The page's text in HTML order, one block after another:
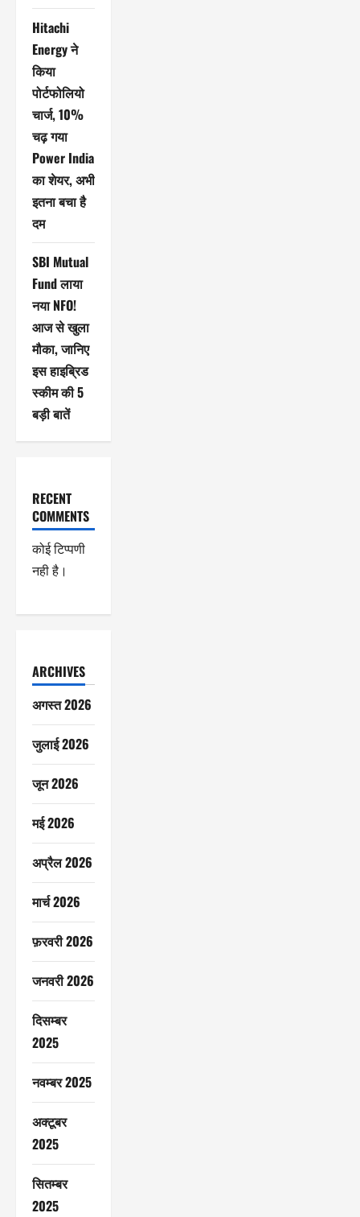
Hitachi
Energy ने
किया
पोर्टफोलियो
चार्ज, 10%
चढ़ गया
Power India
का शेयर, अभी
इतना बचा है
दम
SBI Mutual
Fund लाया
नया NFO!
आज से खुला
मौका, जानिए
इस हाइब्रिड
स्कीम की 5
बड़ी बातें
RECENT
COMMENTS
कोई टिप्पणी
नही है।
ARCHIVES
अगस्त 2026
जुलाई 2026
जून 2026
मई 2026
अप्रैल 2026
मार्च 2026
फ़रवरी 2026
जनवरी 2026
दिसम्बर
2025
नवम्बर 2025
अक्टूबर
2025
सितम्बर
2025